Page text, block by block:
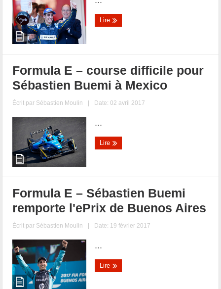
Lire
Formula E – course difficile pour
Sébastien Buemi à Mexico
Écrit par Sébastien Moulin | Date: 02 avril 2017
...
Lire
Formula E – Sébastien Buemi
remporte l'ePrix de Buenos Aires
Écrit par Sébastien Moulin | Date: 19 février 2017
...
Lire